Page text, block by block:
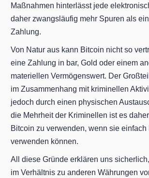
Maßnahmen hinterlässt jede
daher zwangsläufig mehr Spuren als
Zahlung.
Von Natur aus kann Bitcoin nicht so
eine Zahlung in bar, Gold oder einem
materiellen Vermögenswert. Der
im Zusammenhang mit kriminellen
jedoch durch einen physischen
die Mehrheit der Kriminellen ist es
Bitcoin zu verwenden, wenn sie einfach
verwenden können.
All diese Gründe erklären uns
im Verhältnis zu anderen Währungen